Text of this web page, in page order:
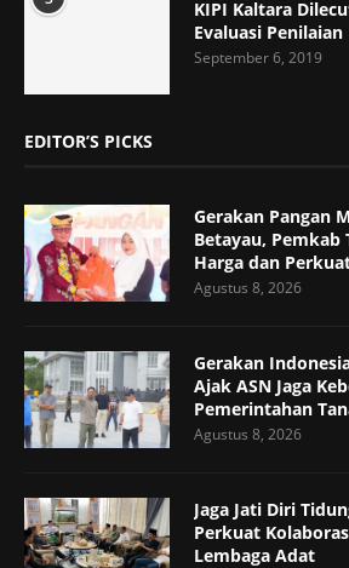
KIPI Kaltara
Evaluasi Penilaian
September 6, 2019
EDITOR’S PICKS
Gerakan Pangan
Betayau, Pemkab
Harga dan
Agustus 8, 2026
Gerakan
Ajak ASN Jaga
Pemerintahan
Agustus 8, 2026
Jaga Jati Diri
Perkuat
Lembaga Adat